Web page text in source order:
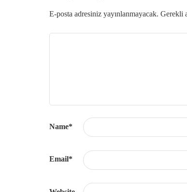
E-posta adresiniz yayınlanmayacak. Gerekli
Name*
Email*